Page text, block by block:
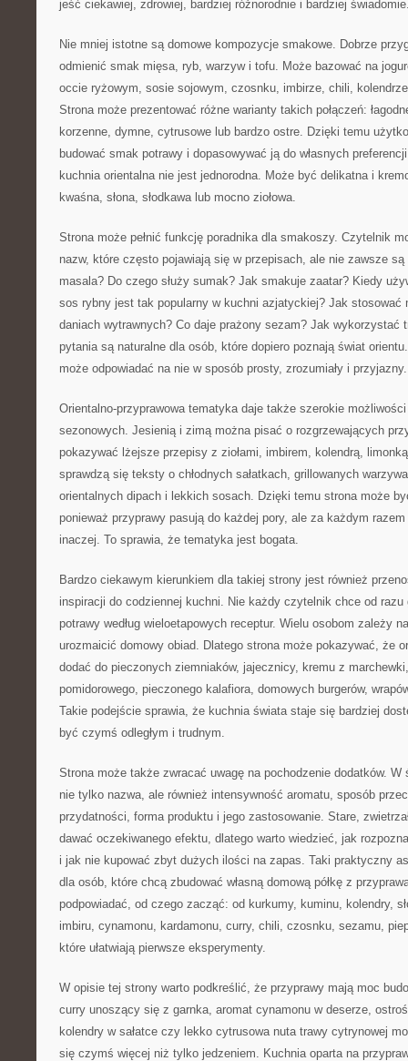
jeść ciekawiej, zdrowiej, bardziej różnorodnie i bardziej
Nie mniej istotne są domowe kompozycje smakowe. Dobrze
odmienić smak mięsa, ryb, warzyw i tofu. Może bazować na
occie ryżowym, sosie sojowym, czosnku, imbirze, chili,
Strona może prezentować różne warianty takich połączeń:
korzenne, dymne, cytrusowe lub bardzo ostre. Dzięki temu
budować smak potrawy i dopasowywać ją do własnych
kuchnia orientalna nie jest jednorodna. Może być delikatna i
kwaśna, słona, słodkawa lub mocno ziołowa.
Strona może pełnić funkcję poradnika dla smakoszy. Czytelnik
nazw, które często pojawiają się w przepisach, ale nie zawsze
masala? Do czego służy sumak? Jak smakuje zaatar? Kiedy
sos rybny jest tak popularny w kuchni azjatyckiej? Jak stosować
daniach wytrawnych? Co daje prażony sezam? Jak wykorzystać
pytania są naturalne dla osób, które dopiero poznają świat
może odpowiadać na nie w sposób prosty, zrozumiały i przyjazny.
Orientalno-przyprawowa tematyka daje także szerokie
sezonowych. Jesienią i zimą można pisać o rozgrzewających
pokazywać lżejsze przepisy z ziołami, imbirem, kolendrą,
sprawdzą się teksty o chłodnych sałatkach, grillowanych
orientalnych dipach i lekkich sosach. Dzięki temu strona może
ponieważ przyprawy pasują do każdej pory, ale za każdym
inaczej. To sprawia, że tematyka jest bogata.
Bardzo ciekawym kierunkiem dla takiej strony jest również
inspiracji do codziennej kuchni. Nie każdy czytelnik chce od razu
potrawy według wieloetapowych receptur. Wielu osobom zależy
urozmaicić domowy obiad. Dlatego strona może pokazywać, że
dodać do pieczonych ziemniaków, jajecznicy, kremu z
pomidorowego, pieczonego kalafiora, domowych burgerów,
Takie podejście sprawia, że kuchnia świata staje się bardziej
być czymś odległym i trudnym.
Strona może także zwracać uwagę na pochodzenie dodatków.
nie tylko nazwa, ale również intensywność aromatu, sposób
przydatności, forma produktu i jego zastosowanie. Stare,
dawać oczekiwanego efektu, dlatego warto wiedzieć, jak
i jak nie kupować zbyt dużych ilości na zapas. Taki praktyczny
dla osób, które chcą zbudować własną domową półkę z
podpowiadać, od czego zacząć: od kurkumy, kuminu, kolendry,
imbiru, cynamonu, kardamonu, curry, chili, czosnku, sezamu,
które ułatwiają pierwsze eksperymenty.
W opisie tej strony warto podkreślić, że przyprawy mają moc
curry unoszący się z garnka, aromat cynamonu w deserze,
kolendry w sałatce czy lekko cytrusowa nuta trawy cytrynowej
się czymś więcej niż tylko jedzeniem. Kuchnia oparta na